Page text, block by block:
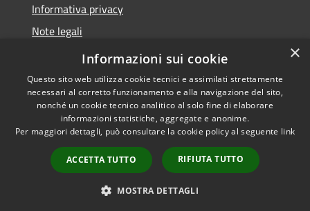
Informativa privacy
Note legali
Dichiarazione di accessibilità
Accessibilità
Copyright © 2026 • Comune di
Roncobello • Powered by
Municipium•
Accesso
redazione
×
Informazioni sui cookie
Questo sito web utilizza cookie tecnici e assimilati strettamente
necessari al corretto funzionamento e alla navigazione del sito,
nonché un cookie tecnico analitico al solo fine di elaborare
informazioni statistiche, aggregate e anonime.
Per maggiori dettagli, può consultare la cookie policy al seguente link
ACCETTA TUTTO RIFIUTA TUTTO
MOSTRA DETTAGLI